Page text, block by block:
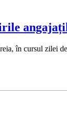
în cursul zilei